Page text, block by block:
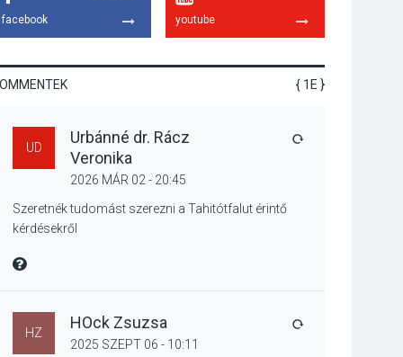
gyümölcsök
termésmennyisége
Bogdányban
programokkal teli
búcsúhétvége lesz
Szigetmonostoron
facebook youtube
{ 1E }
UD
Urbánné dr. Rácz
Veronika
2026 MÁR 02 - 20:45
Szeretnék tudomást szerezni a Tahitótfalut érintő
kérdésekről
MIRE MONDTA
HZ
HOck Zsuzsa
2025 SZEPT 06 - 10:11